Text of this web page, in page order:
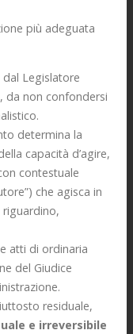
più adeguata
Legislatore
, da non confondersi
determina la
capacità d’agire,
contestuale
che agisca in
atti di ordinaria
del Giudice
residuale,
e irreversibile